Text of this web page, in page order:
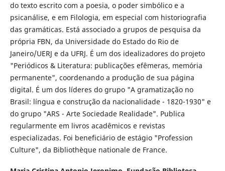
do texto escrito com a poesia, o poder simbólico e a
psicanálise, e em Filologia, em especial com historiografia
das gramáticas. Está associado a grupos de pesquisa da
própria FBN, da Universidade do Estado do Rio de
Janeiro/UERJ e da UFRJ. É um dos idealizadores do projeto
"Periódicos & Literatura: publicações efêmeras, memória
permanente", coordenando a produção de sua página
digital. É um dos líderes do grupo "A gramatização no
Brasil: língua e construção da nacionalidade - 1820-1930" e
do grupo "ARS - Arte Sociedade Realidade". Publica
regularmente em livros acadêmicos e revistas
especializadas. Foi beneficiário de estágio "Profession
Culture", da Bibliothèque nationale de France.